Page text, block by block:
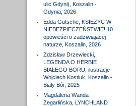
ulic Gdyni), Koszalin -
Gdynia, 2026
Edda Gutsche, KSIĘŻYC W
NIEBEZPIECZEŃSTWIE! 10
opowieści o zadziwiającej
naturze, Koszalin, 2026
Zdzisław Drzewiecki,
LEGENDA O HERBIE
BIAŁEGO BORU, ilustracje
Wojciech Kostiuk, Koszalin -
Biały Bór, 2025
Magdalena Wanda
Zegarlińska, LYNCHLAND